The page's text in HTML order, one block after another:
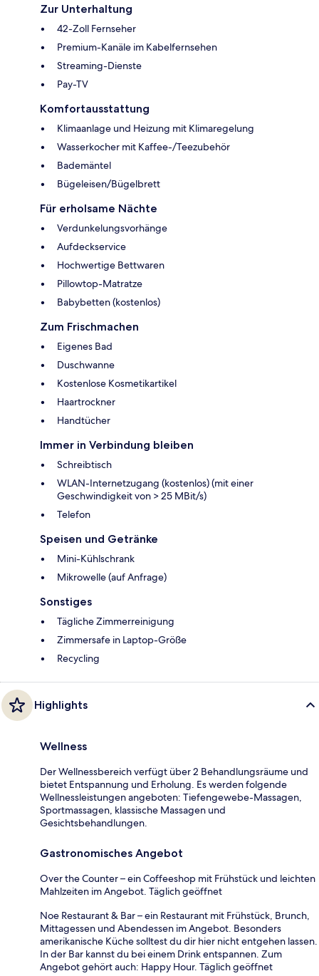
Zur Unterhaltung
42-Zoll Fernseher
Premium-Kanäle im Kabelfernsehen
Streaming-Dienste
Pay-TV
Komfortausstattung
Klimaanlage und Heizung mit Klimaregelung
Wasserkocher mit Kaffee-/Teezubehör
Bademäntel
Bügeleisen/Bügelbrett
Für erholsame Nächte
Verdunkelungsvorhänge
Aufdeckservice
Hochwertige Bettwaren
Pillowtop-Matratze
Babybetten (kostenlos)
Zum Frischmachen
Eigenes Bad
Duschwanne
Kostenlose Kosmetikartikel
Haartrockner
Handtücher
Immer in Verbindung bleiben
Schreibtisch
WLAN-Internetzugang (kostenlos) (mit einer
Geschwindigkeit von > 25 MBit/s)
Telefon
Speisen und Getränke
Mini-Kühlschrank
Mikrowelle (auf Anfrage)
Sonstiges
Tägliche Zimmerreinigung
Zimmersafe in Laptop-Größe
Recycling
Highlights
Wellness
Der Wellnessbereich verfügt über 2 Behandlungsräume und
bietet Entspannung und Erholung. Es werden folgende
Wellnessleistungen angeboten: Tiefengewebe-Massagen,
Sportmassagen, klassische Massagen und
Gesichtsbehandlungen.
Gastronomisches Angebot
Over the Counter – ein Coffeeshop mit Frühstück und leichten
Mahlzeiten im Angebot. Täglich geöffnet
Noe Restaurant & Bar – ein Restaurant mit Frühstück, Brunch,
Mittagessen und Abendessen im Angebot. Besonders
amerikanische Küche solltest du dir hier nicht entgehen lassen.
In der Bar kannst du bei einem Drink entspannen. Zum
Angebot gehört auch: Happy Hour. Täglich geöffnet